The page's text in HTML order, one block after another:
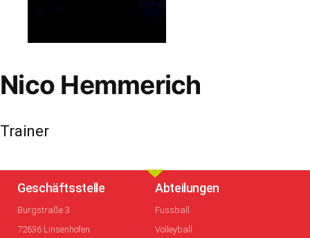
Nico Hemmerich
Trainer
Geschäftsstelle
Burgstraße 3
72636 Linsenhofen
Abteilungen
Fussball
Volleyball